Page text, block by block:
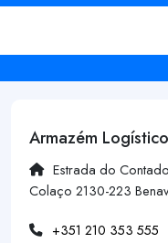
Armazém Logístico
Estrada do
Colaço 2130-223
+351 210 353 555